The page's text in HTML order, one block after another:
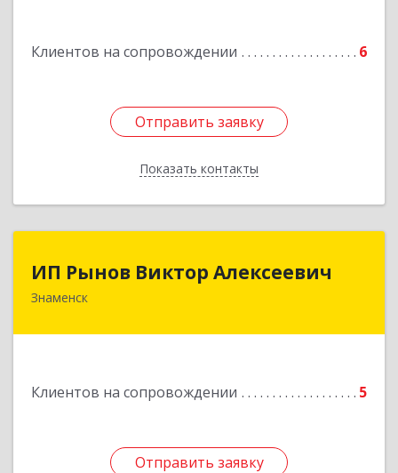
Клиентов на сопровождении 6
Отправить заявку
Показать контакты
Отправить заявку
Назад
ИП Рынов Виктор Алексеевич
Знаменск
Клиентов на сопровождении 5
Отправить заявку
Отправить заявку